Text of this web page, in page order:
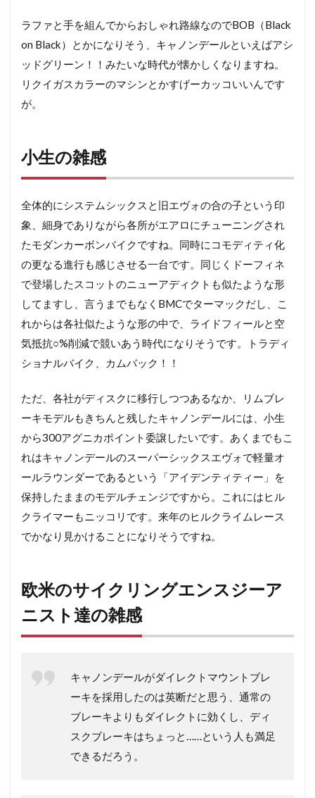
ラファと手を組んでからおしゃれ路線なのでBOB（Black
on Black）とかになりそう、キャノンデールといえばアシ
ッドグリーン！！みたいな時代が懐かしくなりますね。
リクイガスカラーのマシンとかすげーカッコいいんです
が。
小生の雑感
全体的にシステムシックスと旧エヴォの合の子という印
象、細身でありながら各所がエアロにチューニングされ
たモダンカーボンバイクですね。同時にコモディティ化
の更なる進行も感じさせる一台です。同じくドーフィネ
で登場したスコットのニューアディクトも似たような形
してますし、言うまでもなくBMCでターマックだし、こ
れからは各社似たような形の中で、ライドフィールと空
気抵抗○%削減で競いあう時代になりそうです。トラディ
ショナルバイク、カムバック！！
ただ、各社がディスクに移行しつつあるなか、リムブレ
ーキモデルもきちんと残したキャノンデールには、小生
から300アグニカポイント委譲したいです。あくまでもこ
れはキャノンデールのスーパーシックスエヴォで軽量オ
ールラウンダーであるという「アイデンティティー」を
保持したままのモデルチェンジですから。これにはヒル
クライマーもニッコリです。来年のヒルクライムレース
でかなり見かけることになりそうですね。
欧米のサイクリングエンスジーア
ニスト達の雑感
キャノンデールがダイレクトマウントブレ
ーキを採用したのは英断だと思う、通常の
ブレーキよりもダイレクトに効くし、ディ
スクブレーキはちょっと……という人も満足
できるだろう。